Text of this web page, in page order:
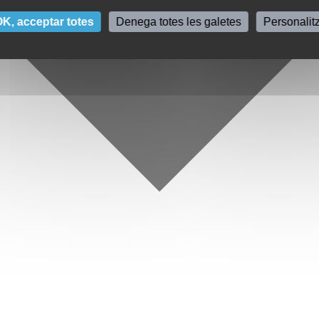
acceptar totes Denega totes les galetes